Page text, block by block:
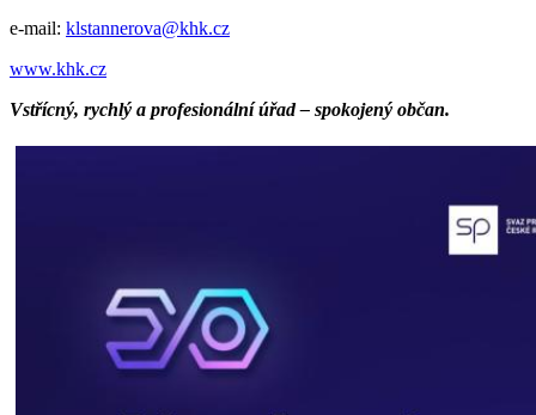
e-mail: klstannerova@khk.cz
www.khk.cz
Vstřícný, rychlý a profesionální úřad – spokojený občan.